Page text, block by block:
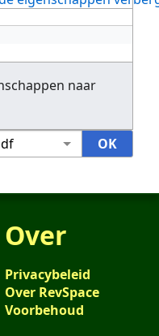
naar
Over
Privacybeleid
Over RevSpace
Voorbehoud